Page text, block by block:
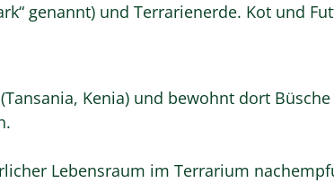
genannt) und Terrarienerde. Kot und
Kenia) und bewohnt dort
Lebensraum im Terrarium